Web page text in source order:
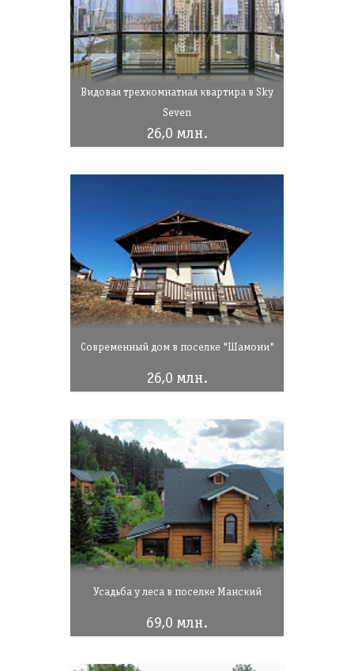
Видовая трехкомнатная квартира в Sky
Seven
26,0 млн.
Современный дом в поселке "Шамони"
26,0 млн.
Усадьба у леса в поселке Манский
69,0 млн.